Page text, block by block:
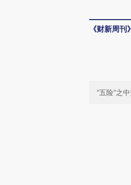
《财新周刊》
“五险”之